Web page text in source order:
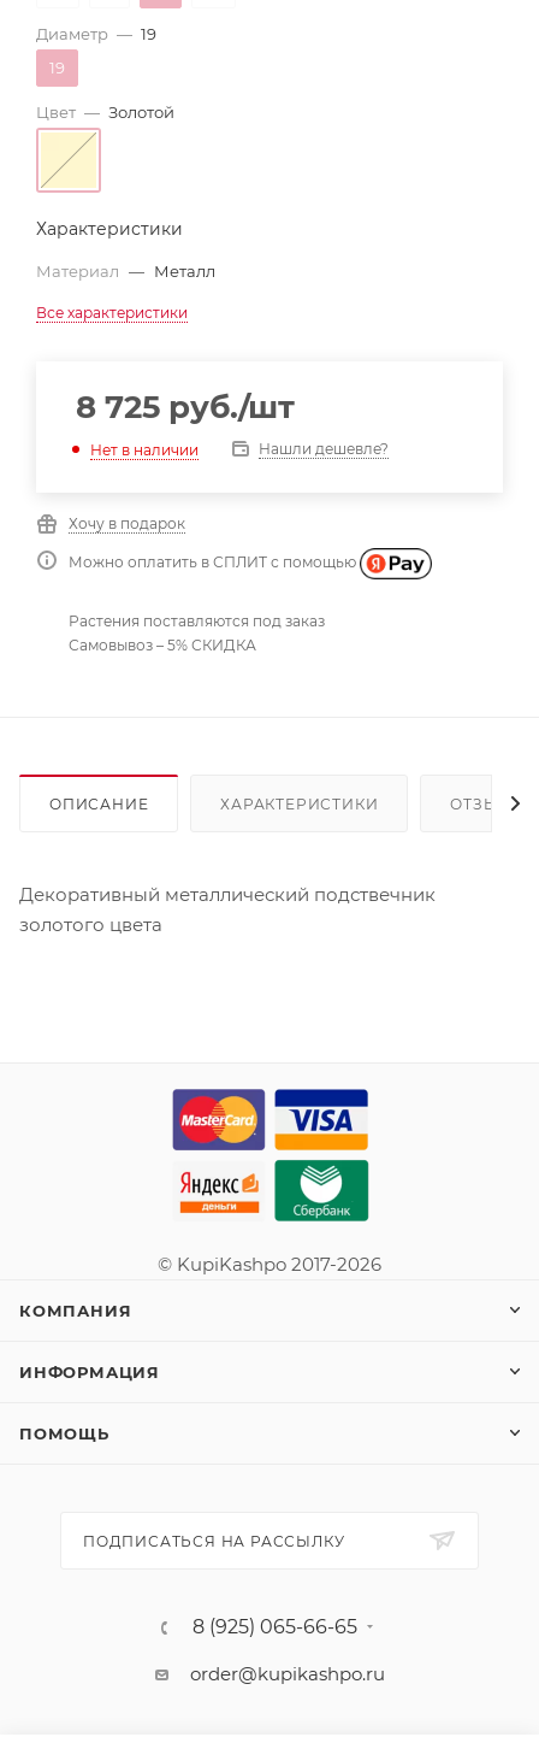
Диаметр — 19
19
Цвет — Золотой
Характеристики
Материал — Металл
Все характеристики
8 725 руб./шт
Нет в наличии Нашли дешевле?
Хочу в подарок
Можно оплатить в СПЛИТ с помощью
Растения поставляются под заказ
Самовывоз – 5% СКИДКА
ОПИСАНИЕ ХАРАКТЕРИСТИКИ ОТЗЫВЫ
Декоративный металлический подствечник
золотого цвета
© KupiKashpo 2017-2026
КОМПАНИЯ
ИНФОРМАЦИЯ
ПОМОЩЬ
ПОДПИСАТЬСЯ НА РАССЫЛКУ
8 (925) 065-66-65
order@kupikashpo.ru